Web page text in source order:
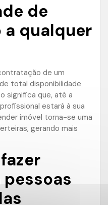
de
qualquer
de um
total disponibilidade
significa que, até a
estará à sua
imóvel torna-se uma
gerando mais